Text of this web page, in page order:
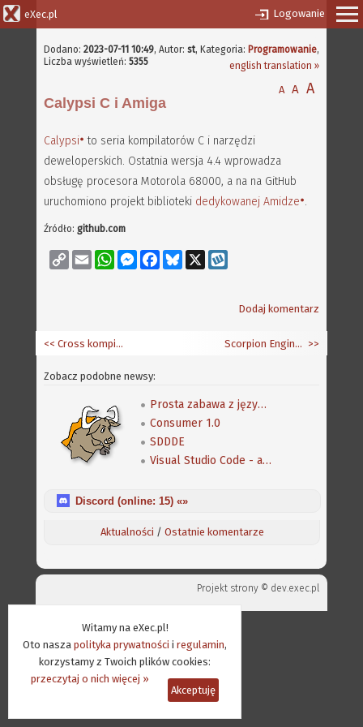
Witamy na eXec.pl!
Oto nasza polityka prywatności i regulamin,
korzystamy z Twoich plików cookies:
przeczytaj o nich więcej »
Akceptuję
eXec.pl Logowanie
Dodano: 2023-07-11 10:49, Autor: st, Kategoria: Programowanie,
Liczba wyświetleń: 5355 english translation »
A A A
Calypsi C i Amiga
Calypsi to seria kompilatorów C i narzędzi
deweloperskich. Ostatnia wersja 4.4 wprowadza
obsługę procesora Motorola 68000, a na na GitHub
uruchomiono projekt biblioteki dedykowanej Amidze .
Źródło: github.com
Copy
Link
Email WhatsAppMessenger
FacebookBluesky
Dodaj komentarz
Scorpion Engine 2023.2 >>
<< Cross kompilacja dla AmigaOS 3.2 i 4.1
Zobacz podobne newsy:
Prosta zabawa z językiem C pod AmigaOS 4
Consumer 1.0
SDDDE
Visual Studio Code - amigowe rozszerzenia
Discord (online: 15) «»
Aktualności / Ostatnie komentarze
Projekt strony © dev.exec.pl